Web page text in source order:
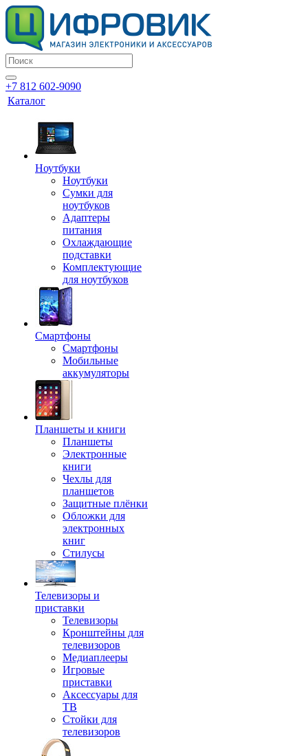
+7 812 602-9090
Каталог
Ноутбуки
Ноутбуки
Сумки для
ноутбуков
Адаптеры
питания
Охлаждающие
подставки
Комплектующие
для ноутбуков
Смартфоны
Смартфоны
Мобильные
аккумуляторы
Планшеты и книги
Планшеты
Электронные
книги
Чехлы для
планшетов
Защитные плёнки
Обложки для
электронных
книг
Стилусы
Телевизоры и
приставки
Телевизоры
Кронштейны для
телевизоров
Медиаплееры
Игровые
приставки
Аксессуары для
ТВ
Стойки для
телевизоров